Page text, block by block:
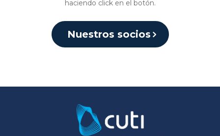
haciendo click en el botón.
Nuestros socios